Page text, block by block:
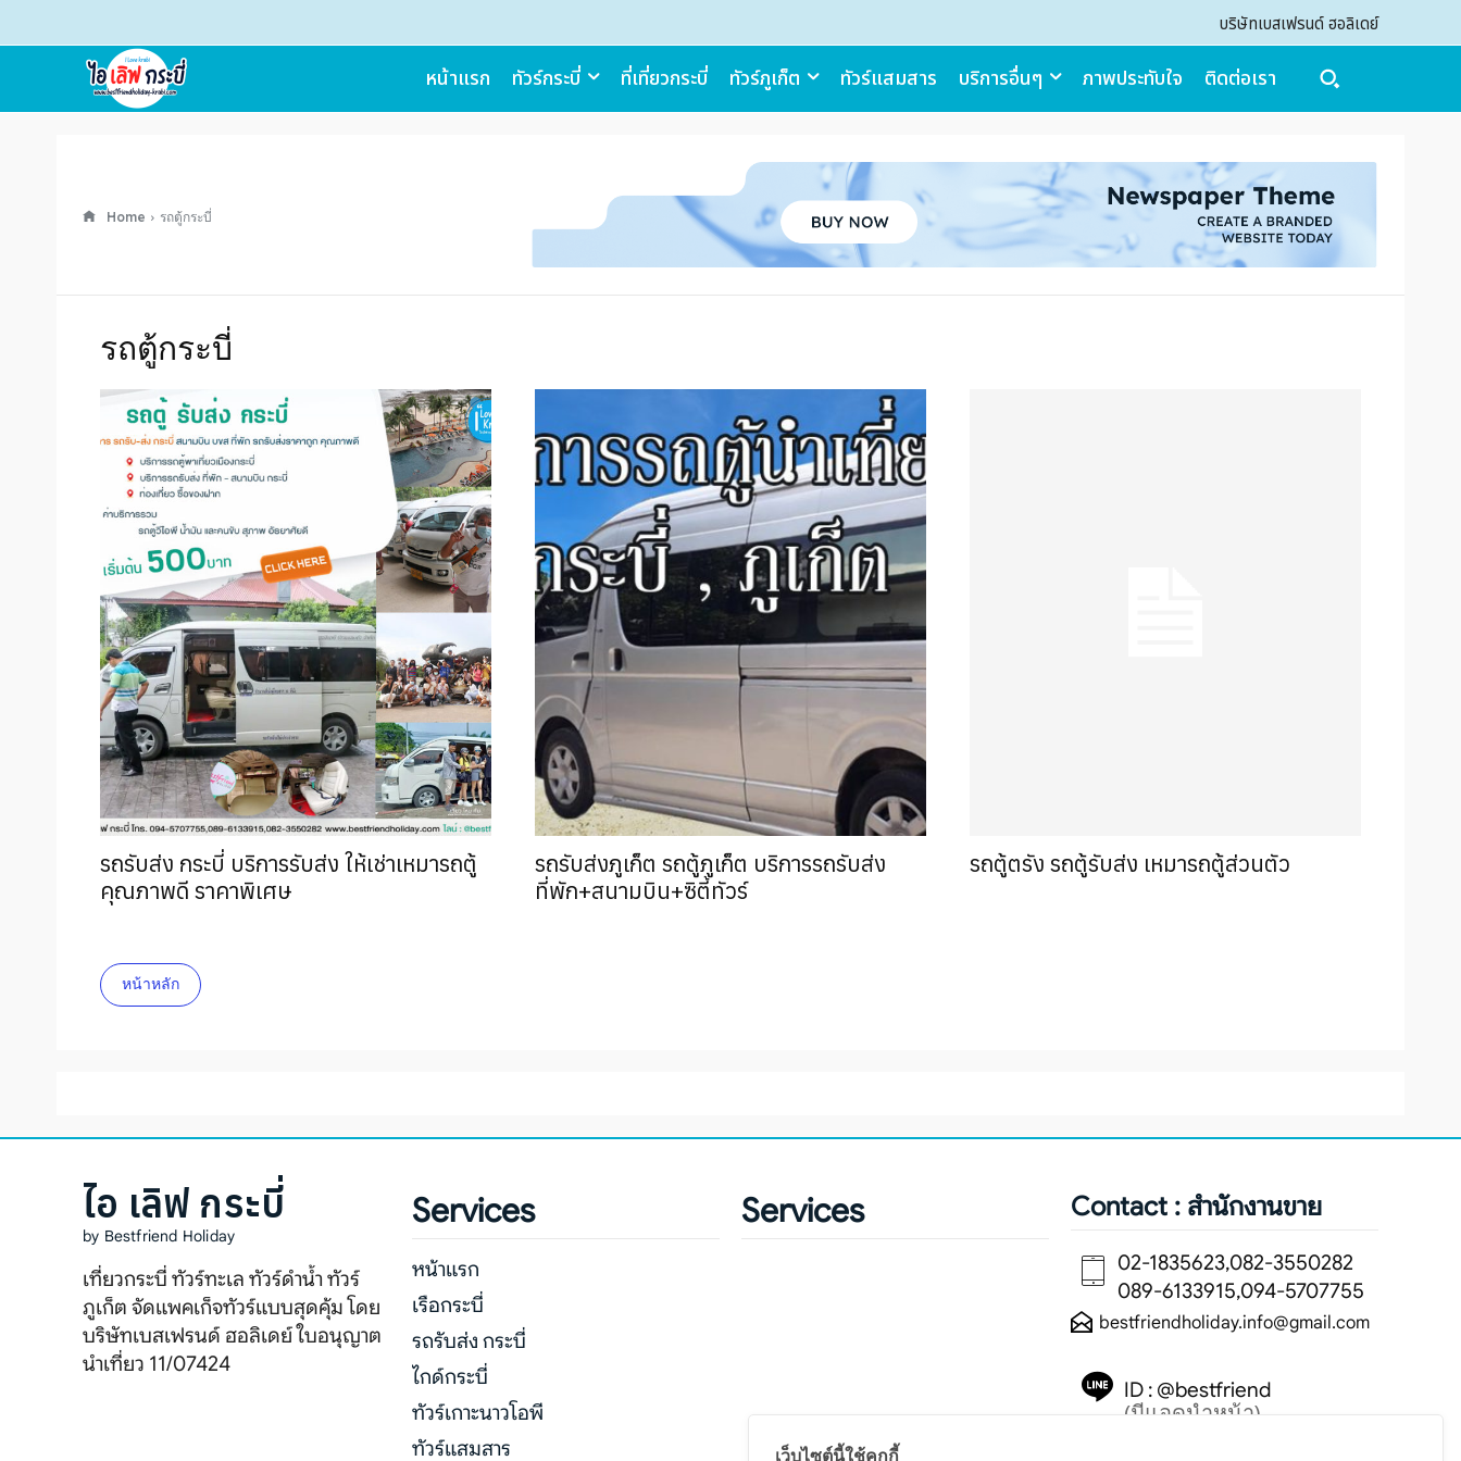
Search
ทัวร์กระบี่ คุณภาพดี
ไอ เลิฟ กระบี่
หน้าแรก
ทัวร์กระบี่
ที่เที่ยวกระบี่
ทัวร์ภูเก็ต
บริษัทเบสเฟรนด์ ฮอลิเดย์
หน้าแรก ทัวร์กระบี่ ที่เที่ยวกระบี่ ทัวร์ภูเก็ต ทัวร์แสมสาร บริการอื่นๆ ภาพประทับใจ ติดต่อเรา
Home รถตู้กระบี่
รถตู้กระบี่
รถรับส่ง กระบี่ บริการรับส่ง ให้เช่าเหมารถตู้
คุณภาพดี ราคาพิเศษ
รถรับส่งภูเก็ต รถตู้ภูเก็ต บริการรถรับส่ง
ที่พัก+สนามบิน+ซิตี้ทัวร์
รถตู้ตรัง รถตู้รับส่ง เหมารถตู้ส่วนตัว
หน้าหลัก
ไอ เลิฟ กระบี่
by Bestfriend Holiday
เที่ยวกระบี่ ทัวร์ทะเล ทัวร์ดำน้ำ ทัวร์
ภูเก็ต จัดแพคเก็จทัวร์แบบสุดคุ้ม โดย
บริษัทเบสเฟรนด์ ฮอลิเดย์ ใบอนุญาต
นำเที่ยว 11/07424
Services
หน้าแรก
เรือกระบี่
รถรับส่ง กระบี่
ไกด์กระบี่
ทัวร์เกาะนาวโอพี
ทัวร์แสมสาร
Services Contact : สำนักงานขาย
02-1835623,082-3550282
089-6133915,094-5707755
bestfriendholiday.info@gmail.com
ID : @bestfriend
(มีแอดนำหน้า)
เว็บไซต์นี้ใช้คุกกี้